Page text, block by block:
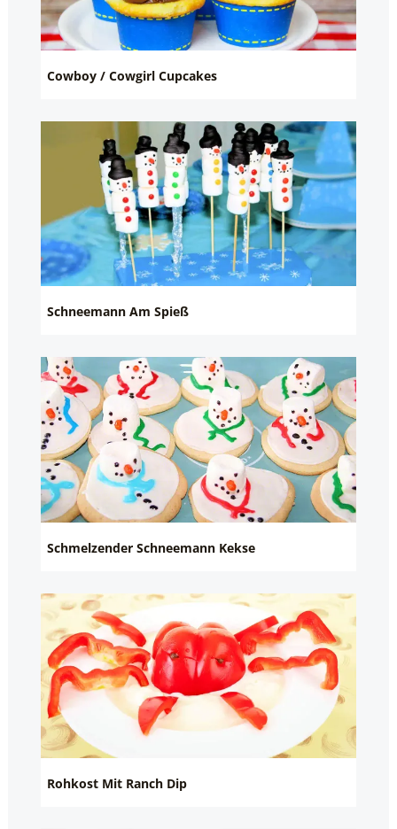
Cowboy / Cowgirl Cupcakes
Schneemann Am Spieß
Schmelzender Schneemann Kekse
Rohkost Mit Ranch Dip